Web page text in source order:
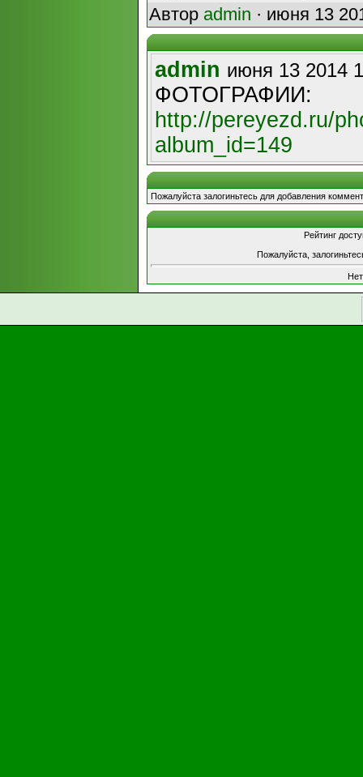
Автор admin · июня 13
admin июня 13 2014
ФОТОГРАФИИ:
http://pereyezd.ru/
album_id=149
Пожалуйста залогиньтесь для добавления
Рейтинг
Пожалуйста,